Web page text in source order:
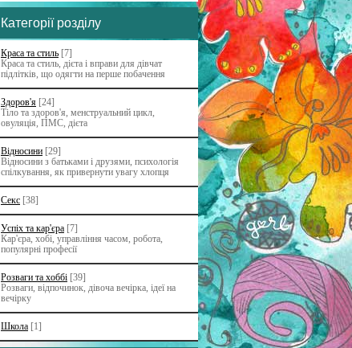
Категорії розділу
Краса та стиль [7]
Краса та стиль, дієта і вправи для дівчат
підлітків, що одягти на перше побачення
Здоров'я [24]
Тіло та здоров'я, менструальний цикл,
овуляція, ПМС, дієта
Відносини [29]
Відносини з батьками i друзями, психологія
спілкування, як привернути увагу хлопця
Секс [38]
Успіх та кар'єра [7]
Кар'єра, хобі, управління часом, робота,
популярні професії
Розваги та хоббі [39]
Розваги, відпочинок, дівоча вечірка, ідеї на
вечірку
Школа [1]